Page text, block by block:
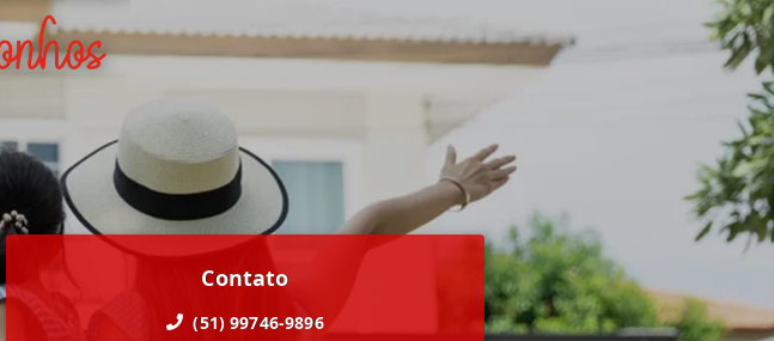
Contato
(51) 99746-9896